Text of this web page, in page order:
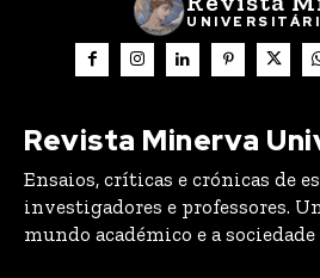
Revista Minerva
Ensaios, críticas e crónicas de
investigadores e professores.
mundo académico e a